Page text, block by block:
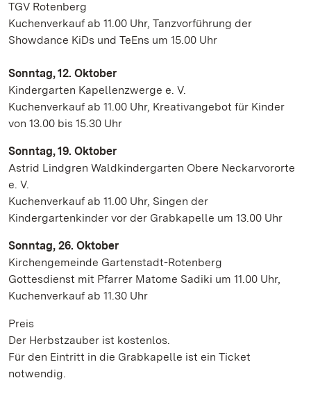
TGV Rotenberg
Kuchenverkauf ab 11.00 Uhr, Tanzvorführung der
Showdance KiDs und TeEns um 15.00 Uhr
Sonntag, 12. Oktober
Kindergarten Kapellenzwerge e. V.
Kuchenverkauf ab 11.00 Uhr, Kreativangebot für Kinder
von 13.00 bis 15.30 Uhr
Sonntag, 19. Oktober
Astrid Lindgren Waldkindergarten Obere Neckarvororte
e. V.
Kuchenverkauf ab 11.00 Uhr, Singen der
Kindergartenkinder vor der Grabkapelle um 13.00 Uhr
Sonntag, 26. Oktober
Kirchengemeinde Gartenstadt-Rotenberg
Gottesdienst mit Pfarrer Matome Sadiki um 11.00 Uhr,
Kuchenverkauf ab 11.30 Uhr
Preis
Der Herbstzauber ist kostenlos.
Für den Eintritt in die Grabkapelle ist ein Ticket
notwendig.